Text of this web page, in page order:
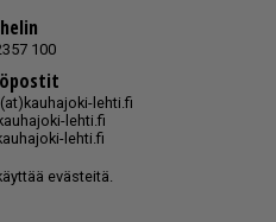
100
lehti.fi
lehti.fi
lehti.fi
evästeitä.